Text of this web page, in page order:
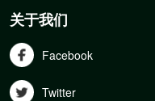
关于我们
Facebook
Twitter